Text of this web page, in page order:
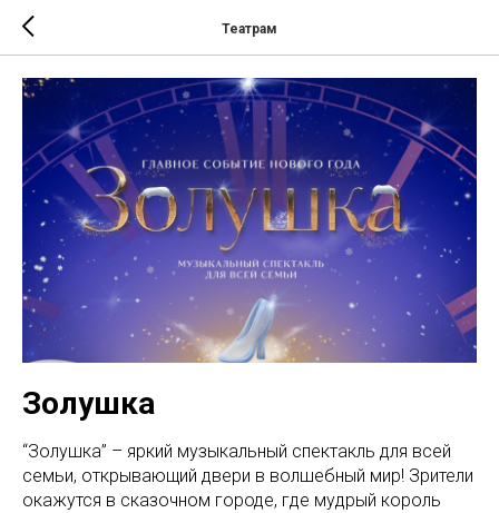
Театрам
Золушка
“Золушка” – яркий музыкальный спектакль для всей
семьи, открывающий двери в волшебный мир! Зрители
окажутся в сказочном городе, где мудрый король